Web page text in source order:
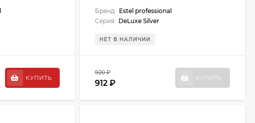
КУПИТЬ
Бренд: Estel professional
Серия: DeLuxe Silver
НЕТ В НАЛИЧИИ
920 ₽
912 ₽
КУПИТЬ